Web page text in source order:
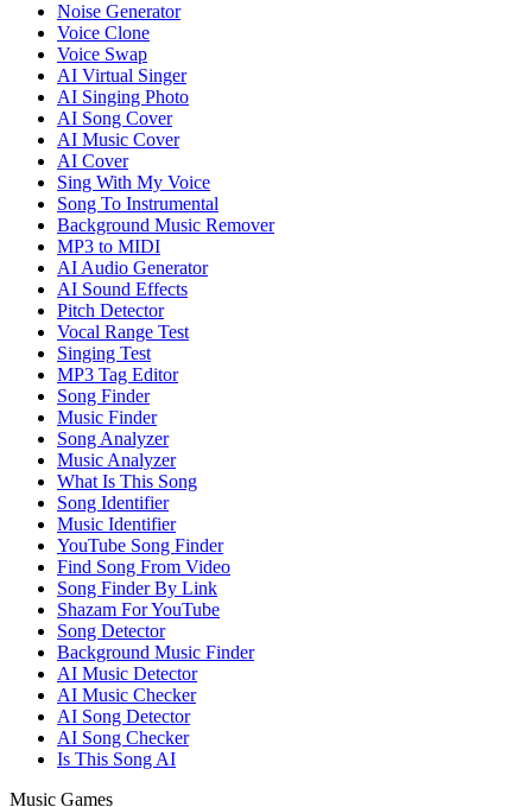
Noise Generator
Voice Clone
Voice Swap
AI Virtual Singer
AI Singing Photo
AI Song Cover
AI Music Cover
AI Cover
Sing With My Voice
Song To Instrumental
Background Music Remover
MP3 to MIDI
AI Audio Generator
AI Sound Effects
Pitch Detector
Vocal Range Test
Singing Test
MP3 Tag Editor
Song Finder
Music Finder
Song Analyzer
Music Analyzer
What Is This Song
Song Identifier
Music Identifier
YouTube Song Finder
Find Song From Video
Song Finder By Link
Shazam For YouTube
Song Detector
Background Music Finder
AI Music Detector
AI Music Checker
AI Song Detector
AI Song Checker
Is This Song AI
Music Games